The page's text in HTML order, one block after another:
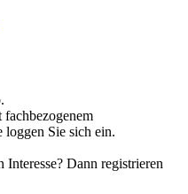
Sie sich ein.
Dann registrieren